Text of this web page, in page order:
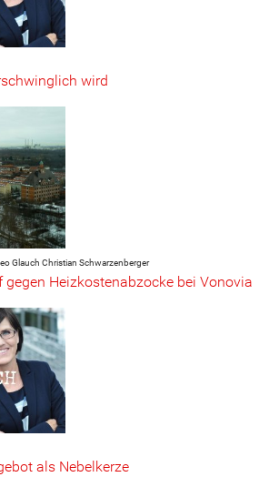
wird
Glauch Christian Schwarzenberger
gegen Heizkostenabzocke bei Vonovia
als Nebelkerze